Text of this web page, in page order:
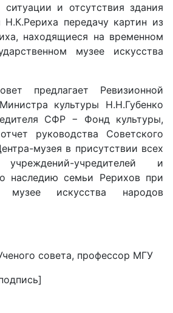
и отсутствия здания
Н.К.Рериха передачу картин из
находящиеся на временном
музее искусства
предлагает Ревизионной
культуры Н.Н.Губенко
СФР − Фонд культуры,
руководства Советского
музея в присутствии всех
учреждений-учредителей и
наследию семьи Рерихов при
музее искусства народов
совета, профессор МГУ
]